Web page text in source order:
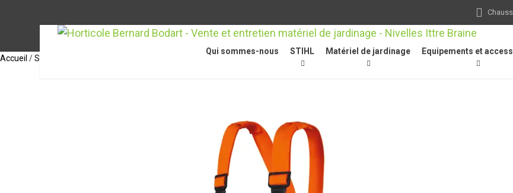
Qui sommes-nous STIHL Matériel de jardinage Equipements et
Accueil /STIHL Accessoires Équipements de protection individuelle Salopette FUNCTION Core, taille S